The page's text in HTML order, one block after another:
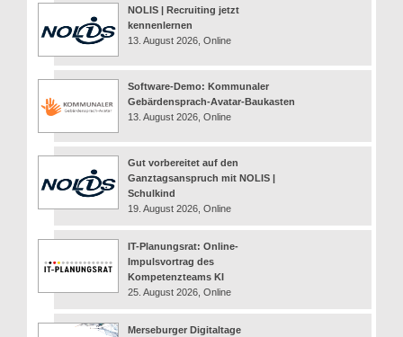
NOLIS | Recruiting jetzt
kennenlernen
13. August 2026, Online
Software-Demo: Kommunaler
Gebärdensprach-Avatar-Baukasten
13. August 2026, Online
Gut vorbereitet auf den
Ganztagsanspruch mit NOLIS |
Schulkind
19. August 2026, Online
IT-Planungsrat: Online-
Impulsvortrag des
Kompetenzteams KI
25. August 2026, Online
Merseburger Digitaltage